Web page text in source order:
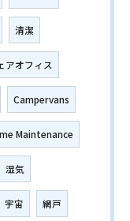
清潔
アオフィス
Campervans
Maintenance
湿気
宇宙 網戸